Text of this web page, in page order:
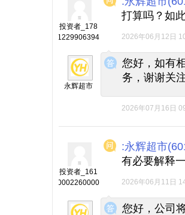
投资者_178
1229906394
打算吗？如
2026年06月12日
◆
◆
永辉超市
您好，如有
务，谢谢关
2026年07月16日
投资者_161
0002260000
:永辉超市
有必要解释
2026年06月11日
◆
◆
您好，公司